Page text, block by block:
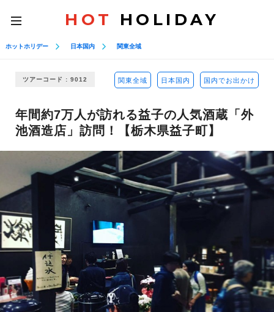
toggle
navigation
HOT HOLIDAY
ホットホリデー 日本国内 関東全域
ツアーコード : 9012 関東全域 日本国内 国内でお出かけ
年間約7万人が訪れる益子の人気酒蔵「外
池酒造店」訪問！【栃木県益子町】